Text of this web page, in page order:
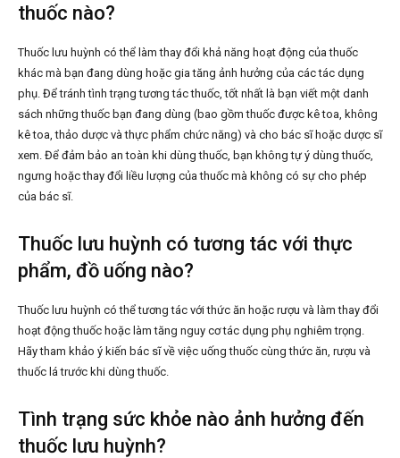
thuốc nào?
Thuốc lưu huỳnh có thể làm thay đổi khả năng hoạt động của thuốc
khác mà bạn đang dùng hoặc gia tăng ảnh hưởng của các tác dụng
phụ. Để tránh tình trạng tương tác thuốc, tốt nhất là bạn viết một danh
sách những thuốc bạn đang dùng (bao gồm thuốc được kê toa, không
kê toa, thảo dược và thực phẩm chức năng) và cho bác sĩ hoặc dược sĩ
xem. Để đảm bảo an toàn khi dùng thuốc, bạn không tự ý dùng thuốc,
ngưng hoặc thay đổi liều lượng của thuốc mà không có sự cho phép
của bác sĩ.
Thuốc lưu huỳnh có tương tác với thực
phẩm, đồ uống nào?
Thuốc lưu huỳnh có thể tương tác với thức ăn hoặc rượu và làm thay đổi
hoạt động thuốc hoặc làm tăng nguy cơ tác dụng phụ nghiêm trọng.
Hãy tham khảo ý kiến bác sĩ về việc uống thuốc cùng thức ăn, rượu và
thuốc lá trước khi dùng thuốc.
Tình trạng sức khỏe nào ảnh hưởng đến
thuốc lưu huỳnh?